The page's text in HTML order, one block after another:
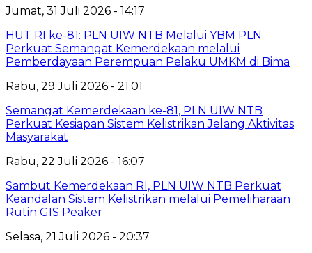
Jumat, 31 Juli 2026 - 14:17
HUT RI ke-81: PLN UIW NTB Melalui YBM PLN
Perkuat Semangat Kemerdekaan melalui
Pemberdayaan Perempuan Pelaku UMKM di Bima
Rabu, 29 Juli 2026 - 21:01
Semangat Kemerdekaan ke-81, PLN UIW NTB
Perkuat Kesiapan Sistem Kelistrikan Jelang Aktivitas
Masyarakat
Rabu, 22 Juli 2026 - 16:07
Sambut Kemerdekaan RI, PLN UIW NTB Perkuat
Keandalan Sistem Kelistrikan melalui Pemeliharaan
Rutin GIS Peaker
Selasa, 21 Juli 2026 - 20:37